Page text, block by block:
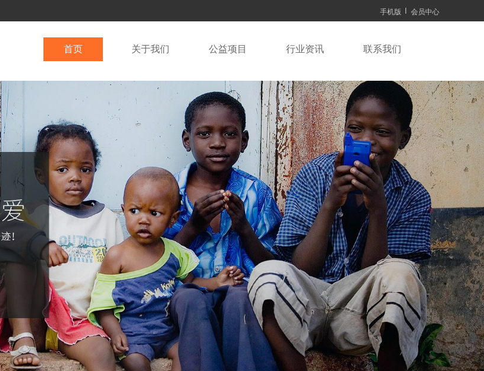
手机版 会员中心
首页 关于我们 公益项目 行业资讯 联系我们